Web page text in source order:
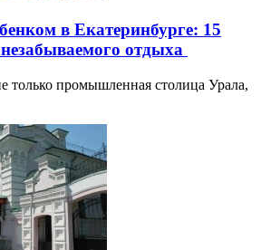
в Екатеринбурге: 15
отдыха
только промышленная столица Урала,